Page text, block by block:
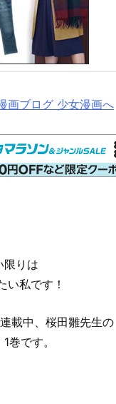
限りは
い私です！
載中、桜田雛先生の
巻です。